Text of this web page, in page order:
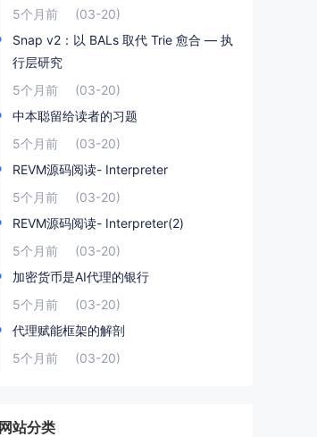
5个月前
(03-20)
Snap v2：以 BALs 取代 Trie 愈合 — 执
行层研究
5个月前
(03-20)
中本聪留给读者的习题
5个月前
(03-20)
REVM源码阅读- Interpreter
5个月前
(03-20)
REVM源码阅读- Interpreter(2)
5个月前
(03-20)
加密货币是AI代理的银行
5个月前
(03-20)
代理赋能框架的解剖
5个月前
(03-20)
网站分类